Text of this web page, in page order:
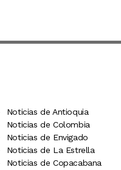
Noticias de Antioquia
Noticias de Colombia
Noticias de Envigado
Noticias de La Estrella
Noticias de Copacabana